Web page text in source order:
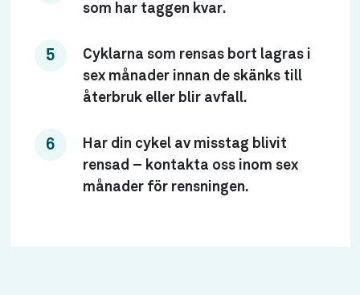
som har taggen kvar.
Cyklarna som rensas bort lagras i
sex månader innan de skänks till
återbruk eller blir avfall.
Har din cykel av misstag blivit
rensad – kontakta oss inom sex
månader för rensningen.